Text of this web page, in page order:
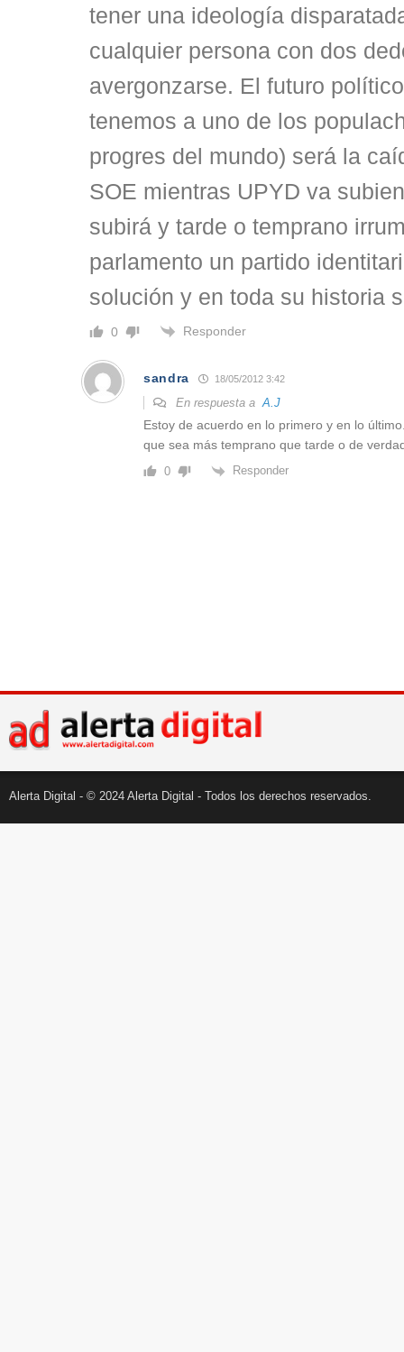
tener una ideología
cualquier persona con dos
avergonzarse. El futuro
tenemos a uno de los
progres del mundo) será la
SOE mientras UPYD va
subirá y tarde o temprano
parlamento un partido
solución y en toda su historia
0 Responder
sandra 18/05/2012 3:42
En respuesta aA.J
Estoy de acuerdo en lo primero y en lo
que sea más temprano que tarde o de
0 Responder
Alerta Digital - © 2024 Alerta Digital - Todos los derechos reservados.